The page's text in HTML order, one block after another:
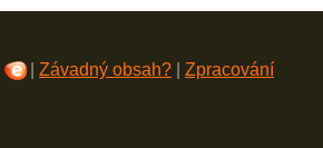
Závadný obsah?
Zpracování